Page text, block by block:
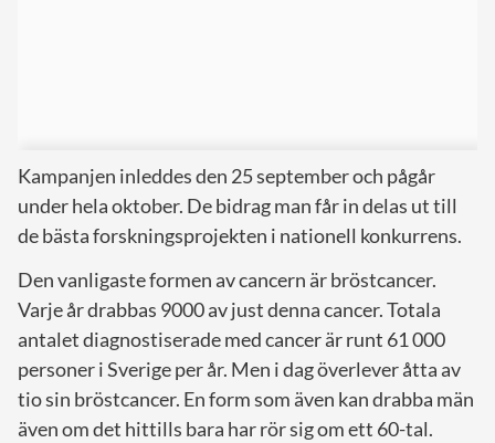
Kampanjen inleddes den 25 september och pågår
under hela oktober. De bidrag man får in delas ut till
de bästa forskningsprojekten i nationell konkurrens.
Den vanligaste formen av cancern är bröstcancer.
Varje år drabbas 9000 av just denna cancer. Totala
antalet diagnostiserade med cancer är runt 61 000
personer i Sverige per år. Men i dag överlever åtta av
tio sin bröstcancer. En form som även kan drabba män
även om det hittills bara har rör sig om ett 60-tal.